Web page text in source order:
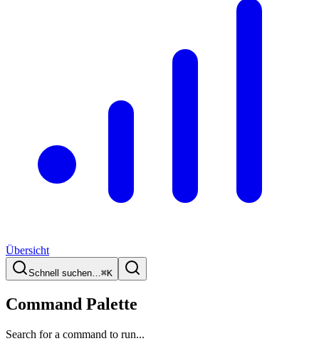
Übersicht
Schnell suchen…⌘K
Command Palette
Search for a command to run...